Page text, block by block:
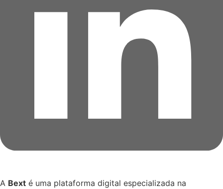
A Bext é uma plataforma digital especializada na